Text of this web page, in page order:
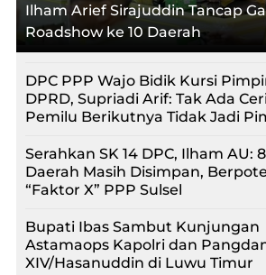
Ilham Arief Sirajuddin Tancap
Roadshow ke 10 Daerah
DPC PPP Wajo Bidik Kursi
DPRD, Supriadi Arif: Tak Ada
Pemilu Berikutnya Tidak Jadi
Serahkan SK 14 DPC, Ilham AU: 8
Daerah Masih Disimpan,
“Faktor X” PPP Sulsel
Bupati Ibas Sambut Kunjungan
Astamaops Kapolri dan
XIV/Hasanuddin di Luwu Timur